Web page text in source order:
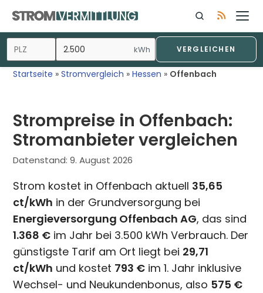
Inhalt
springen
kWh VERGLEICHEN
Startseite »Stromvergleich »Hessen » Offenbach
Strompreise in Offenbach:
Stromanbieter vergleichen
Datenstand:9. August 2026
Strom kostet in Offenbach aktuell 35,65
ct/kWh in der Grundversorgung bei
Energieversorgung Offenbach AG, das sind
1.368 € im Jahr bei 3.500 kWh Verbrauch. Der
günstigste Tarif am Ort liegt bei 29,71
ct/kWh und kostet 793 € im 1. Jahr inklusive
Wechsel- und Neukundenbonus, also 575 €